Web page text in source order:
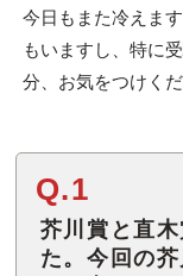
今日もまた冷えま
もいますし、特に
分、お気をつけくだ
Q.1
芥川賞と直
た。今回の